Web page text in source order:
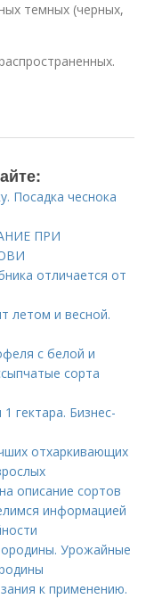
темных (черных,
Посадка чеснока
ПРИ
отличается от
летом и весной.
с белой и
сорта
гектара. Бизнес-
отхаркивающих
описание сортов
информацией
Урожайные
к применению.